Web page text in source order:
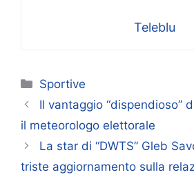
Teleblu
Categorie
Sportive
Il vantaggio “dispendioso”
il meteorologo elettorale
La star di “DWTS” Gleb
triste aggiornamento sulla